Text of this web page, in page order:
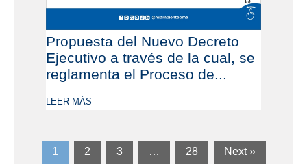
Propuesta del Nuevo Decreto
Ejecutivo a través de la cual, se
reglamenta el Proceso de...
LEER MÁS
1 2 3 … 28 Next »